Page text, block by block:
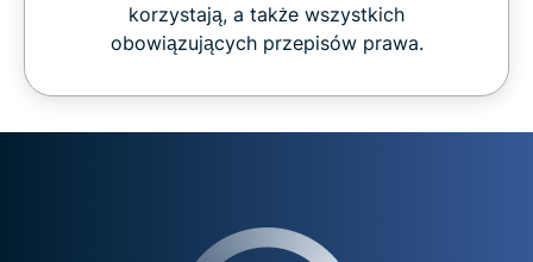
korzystają, a także wszystkich
obowiązujących przepisów prawa.